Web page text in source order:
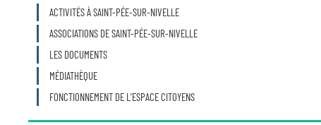
ACTIVITÉS À SAINT-PÉE-SUR-NIVELLE
ASSOCIATIONS DE SAINT-PÉE-SUR-NIVELLE
LES DOCUMENTS
MÉDIATHÈQUE
FONCTIONNEMENT DE L'ESPACE CITOYENS